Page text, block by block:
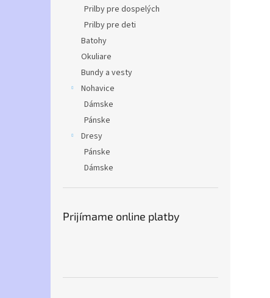
Prilby pre dospelých
Prilby pre deti
Batohy
Okuliare
Bundy a vesty
Nohavice
Dámske
Pánske
Dresy
Pánske
Dámske
Prijímame online platby